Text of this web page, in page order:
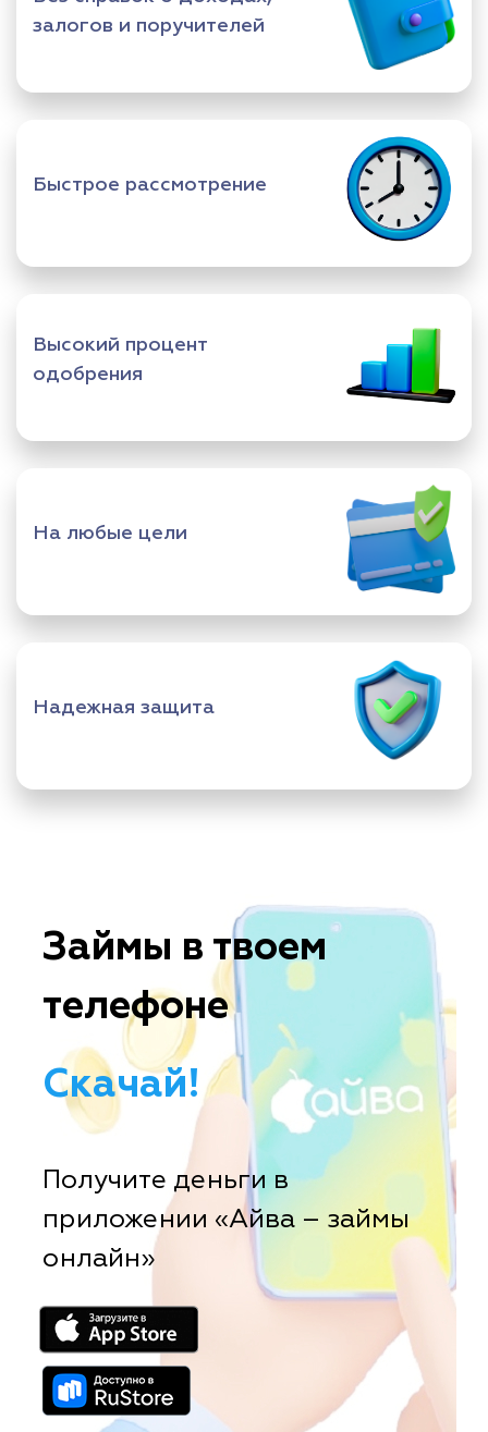
залогов и поручителей
Быстрое рассмотрение
Высокий процент
одобрения
На любые цели
Надежная защита
Займы в твоем
телефоне
Скачай!
Получите деньги в
приложении «Айва – займы
онлайн»